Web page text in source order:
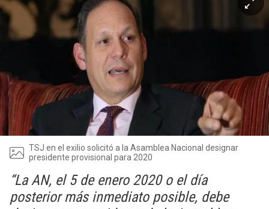
TSJ en el exilio solicitó a la Asamblea Nacional designar
presidente provisional para 2020
“La AN, el 5 de enero 2020 o el día
posterior más inmediato posible, debe